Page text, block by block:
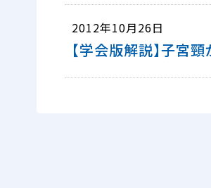
2012年10月26日
【学会版解説】子宮